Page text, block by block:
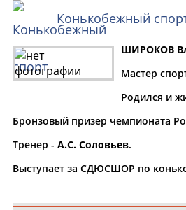
и специалисты
тренеры и
Конькобежный
ШИРОКОВ
Мастер
Родился и
Бронзовый призер чемпионата
Тренер - А.С. Соловьев.
Выступает за СДЮСШОР по